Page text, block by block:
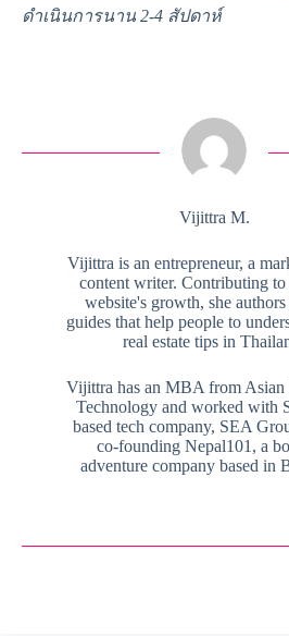
ดำเนินการนาน 2-4 สัปดาห์
Vijittra M.
Vijittra is an entrepreneur, a
content writer. Contributing
website's growth, she
guides that help people to
real estate tips in
Vijittra has an MBA from Asian
Technology and worked with
based tech company, SEA
co-founding Nepal101, a
adventure company based in